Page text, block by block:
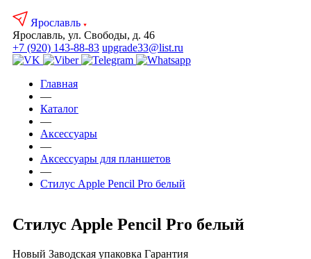
Ярославль
Ярославль, ул. Свободы, д. 46
+7 (920) 143-88-83 upgrade33@list.ru
Главная
—
Каталог
—
Аксесcуары
—
Аксессуары для планшетов
—
Стилус Apple Pencil Pro белый
Стилус Apple Pencil Pro белый
Новый Заводская упаковка Гарантия